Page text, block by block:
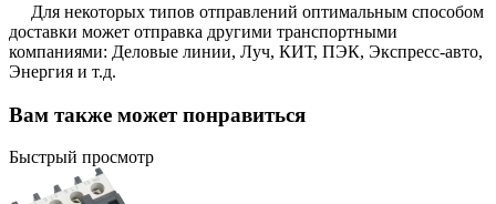
Для некоторых типов отправлений оптимальным способом
доставки может отправка другими транспортными
компаниями: Деловые линии, Луч, КИТ, ПЭК, Экспресс-авто,
Энергия и т.д.
Вам также может понравиться
Быстрый просмотр